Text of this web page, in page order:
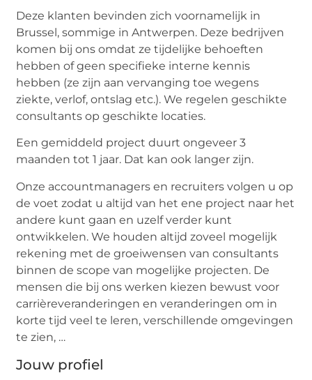
Deze klanten bevinden zich voornamelijk in
Brussel, sommige in Antwerpen. Deze bedrijven
komen bij ons omdat ze tijdelijke behoeften
hebben of geen specifieke interne kennis
hebben (ze zijn aan vervanging toe wegens
ziekte, verlof, ontslag etc.). We regelen geschikte
consultants op geschikte locaties.
Een gemiddeld project duurt ongeveer 3
maanden tot 1 jaar. Dat kan ook langer zijn.
Onze accountmanagers en recruiters volgen u op
de voet zodat u altijd van het ene project naar het
andere kunt gaan en uzelf verder kunt
ontwikkelen. We houden altijd zoveel mogelijk
rekening met de groeiwensen van consultants
binnen de scope van mogelijke projecten. De
mensen die bij ons werken kiezen bewust voor
carrièreveranderingen en veranderingen om in
korte tijd veel te leren, verschillende omgevingen
te zien, …
Jouw profiel